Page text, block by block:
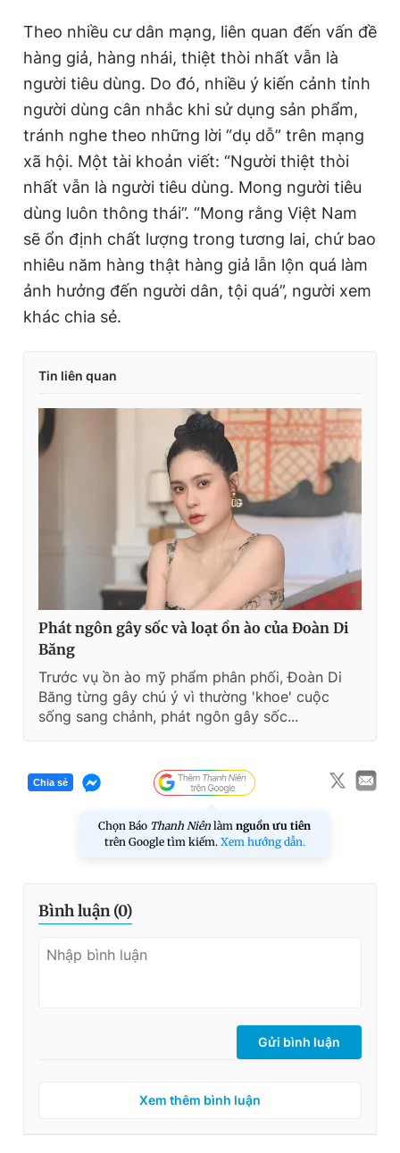
Theo nhiều cư dân mạng, liên quan đến vấn đề
hàng giả, hàng nhái, thiệt thòi nhất vẫn là
người tiêu dùng. Do đó, nhiều ý kiến cảnh tỉnh
người dùng cân nhắc khi sử dụng sản phẩm,
tránh nghe theo những lời “dụ dỗ” trên mạng
xã hội. Một tài khoản viết: “Người thiệt thòi
nhất vẫn là người tiêu dùng. Mong người tiêu
dùng luôn thông thái”. “Mong rằng Việt Nam
sẽ ổn định chất lượng trong tương lai, chứ bao
nhiêu năm hàng thật hàng giả lẫn lộn quá làm
ảnh hưởng đến người dân, tội quá”, người xem
khác chia sẻ.
Tin liên quan
Phát ngôn gây sốc và loạt ồn ào của Đoàn Di
Băng
Trước vụ ồn ào mỹ phẩm phân phối, Đoàn Di
Băng từng gây chú ý vì thường 'khoe' cuộc
sống sang chảnh, phát ngôn gây sốc...
Chia sẻ
Chọn Báo Thanh Niên làm nguồn ưu tiên
trên Google tìm kiếm. Xem hướng dẫn.
Bình luận (0)
Gửi bình luận
Xem thêm bình luận